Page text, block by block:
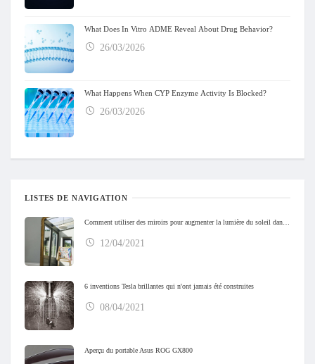
What Does In Vitro ADME Reveal About Drug Behavior?
26/03/2026
What Happens When CYP Enzyme Activity Is Blocked?
26/03/2026
LISTES DE NAVIGATION
12/04/2021
6 inventions Tesla brillantes qui n'ont jamais été construites
08/04/2021
Aperçu du portable Asus ROG GX800